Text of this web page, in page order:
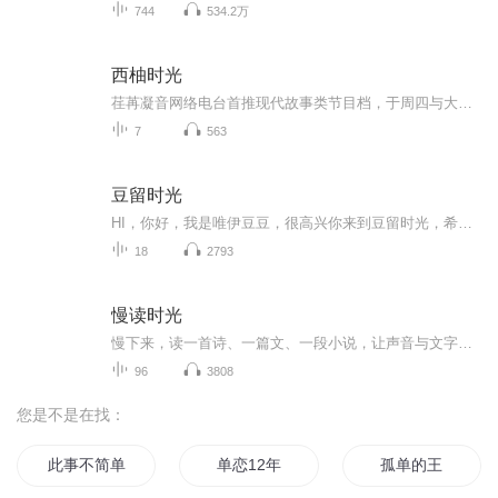
744 534.2万
西柚时光
7 563
豆留时光
18 2793
慢读时光
96 3808
您是不是在找：
此事不简单 单恋12年 孤单的王